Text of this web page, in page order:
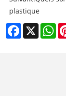
plastique
Facebook
X